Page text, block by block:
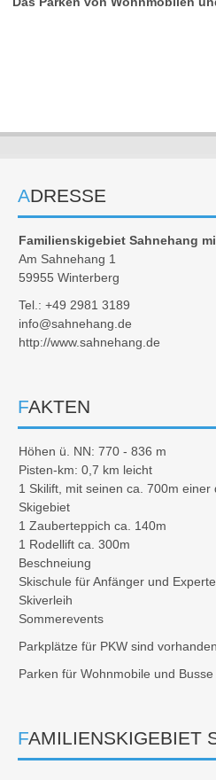
ADRESSE
Familienskigebiet Sahnehang
Am Sahnehang 1
59955 Winterberg
Tel.: +49 2981 3189
info@sahnehang.de
http://www.sahnehang.de
FAKTEN
Höhen ü. NN: 770 - 836 m
Pisten-km: 0,7 km leicht
1 Skilift, mit seinen ca. 700m
Skigebiet
1 Zauberteppich ca. 140m
1 Rodellift ca. 300m
Beschneiung
Skischule für Anfänger und
Skiverleih
Sommerevents
Parkplätze für PKW sind vorhanden
Parken für Wohnmobile und
FAMILIENSKIGEBIET